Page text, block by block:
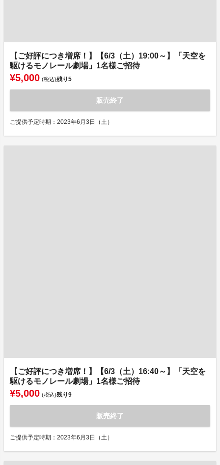
【ご好評につき増席！】【6/3（土）19:00～】「天空を
駆けるモノレール劇場」1名様ご招待
¥5,000 (税込)残り5
販売終了
ご提供予定時期：2023年6月3日（土）
【ご好評につき増席！】【6/3（土）16:40～】「天空を
駆けるモノレール劇場」1名様ご招待
¥5,000 (税込)残り9
販売終了
ご提供予定時期：2023年6月3日（土）